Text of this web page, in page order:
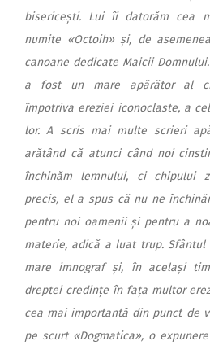
bisericești. Lui îi datorăm cea
numite «Octoih» și, de
canoane dedicate Maicii
a fost un mare apărător al
împotriva ereziei iconoclaste, a
lor. A scris mai multe scrieri
arătând că atunci când noi
închinăm lemnului, ci chipului
precis, el a spus că nu ne
pentru noi oamenii și pentru a
materie, adică a luat trup. Sfântul
mare imnograf și, în același
dreptei credințe în fața multor
cea mai importantă din punct de
pe scurt «Dogmatica», o